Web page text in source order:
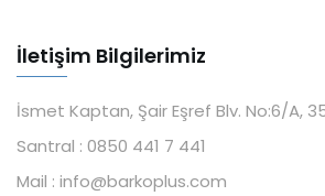
İletişim Bilgilerimiz
İsmet Kaptan, Şair Eşref Blv. No:6/A,
Santral : 0850 441 7 441
Mail : info@barkoplus.com